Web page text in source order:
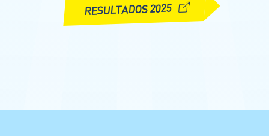
RESULTADOS 2025